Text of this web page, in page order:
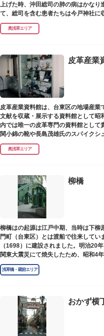
上げた時、沖田総司の肺の病はかなり
て、総司を含む患者たちは今戸神社に
奥浅草エリア
皮革産業
皮革産業資料館は、台東区の地場産業
文献を収蔵・展示する資料館として昭
内では唯一の皮革専門の資料館とし
関小錦の靴や長島茂雄氏のスパイクシ
奥浅草エリア
柳橋
柳橋はの起源は江戸中期、当時は下柳
門町（台東区）とは渡船で往来して
（1698）に建設されました。明治20
関東大震災にて焼失したため、昭和4
た。
浅草橋・蔵前エリア
おかず横